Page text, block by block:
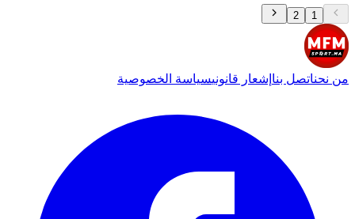
1
2
من نحناتصل بنا إشعار قانونيسياسة الخصوصية